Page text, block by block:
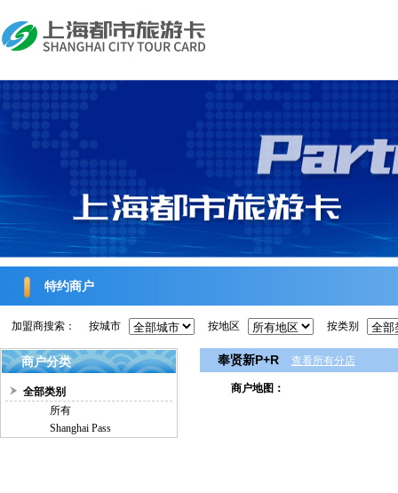
特约商户
加盟商搜索： 按城市 按地区 按类别
商户分类
全部类别
所有
Shanghai Pass
奉贤新P+R 查看所有分店
商户地图：